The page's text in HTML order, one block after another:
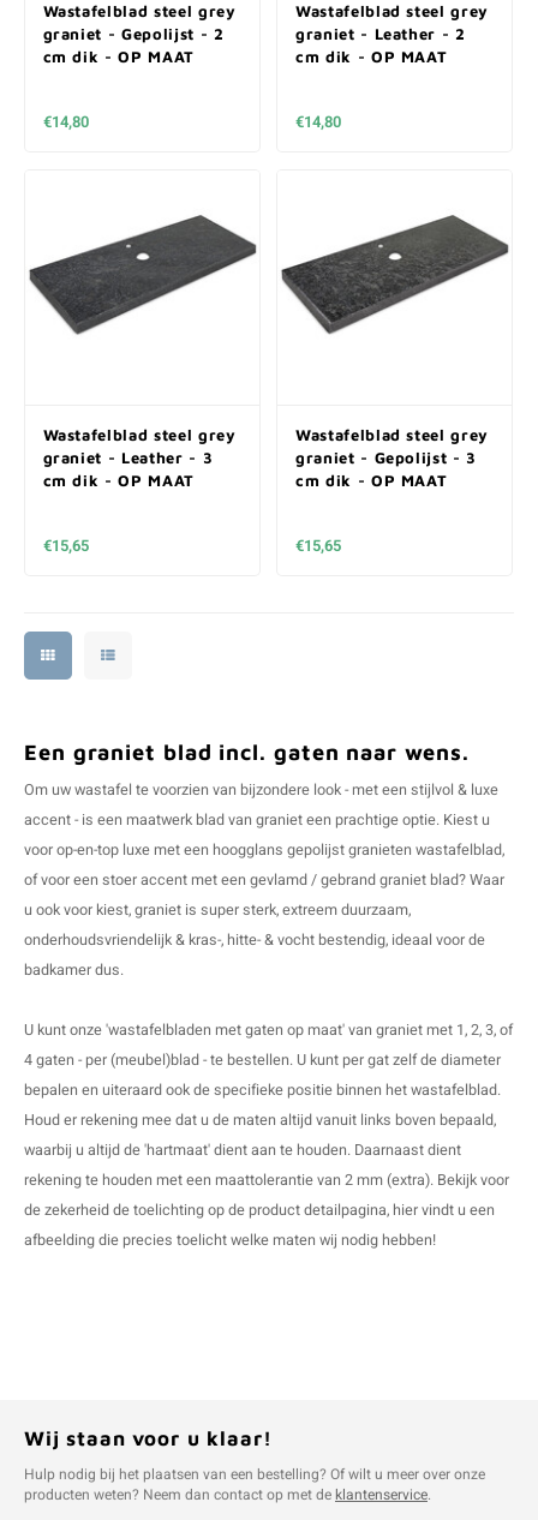
Wastafelblad steel grey
graniet - Gepolijst - 2
cm dik - OP MAAT
€14,80
Wastafelblad steel grey
graniet - Leather - 2
cm dik - OP MAAT
€14,80
Wastafelblad steel grey
graniet - Leather - 3
cm dik - OP MAAT
€15,65
Wastafelblad steel grey
graniet - Gepolijst - 3
cm dik - OP MAAT
€15,65
Een graniet blad incl. gaten naar wens.
Om uw wastafel te voorzien van bijzondere look - met een stijlvol & luxe
accent - is een maatwerk blad van graniet een prachtige optie. Kiest u
voor op-en-top luxe met een hoogglans gepolijst granieten wastafelblad,
of voor een stoer accent met een gevlamd / gebrand graniet blad? Waar
u ook voor kiest, graniet is super sterk, extreem duurzaam,
onderhoudsvriendelijk & kras-, hitte- & vocht bestendig, ideaal voor de
badkamer dus.
U kunt onze 'wastafelbladen met gaten op maat' van graniet met 1, 2, 3, of
4 gaten - per (meubel)blad - te bestellen. U kunt per gat zelf de diameter
bepalen en uiteraard ook de specifieke positie binnen het wastafelblad.
Houd er rekening mee dat u de maten altijd vanuit links boven bepaald,
waarbij u altijd de 'hartmaat' dient aan te houden. Daarnaast dient
rekening te houden met een maattolerantie van 2 mm (extra). Bekijk voor
de zekerheid de toelichting op de product detailpagina, hier vindt u een
afbeelding die precies toelicht welke maten wij nodig hebben!
Wij staan voor u klaar!
Hulp nodig bij het plaatsen van een bestelling? Of wilt u meer over onze
producten weten? Neem dan contact op met deklantenservice.